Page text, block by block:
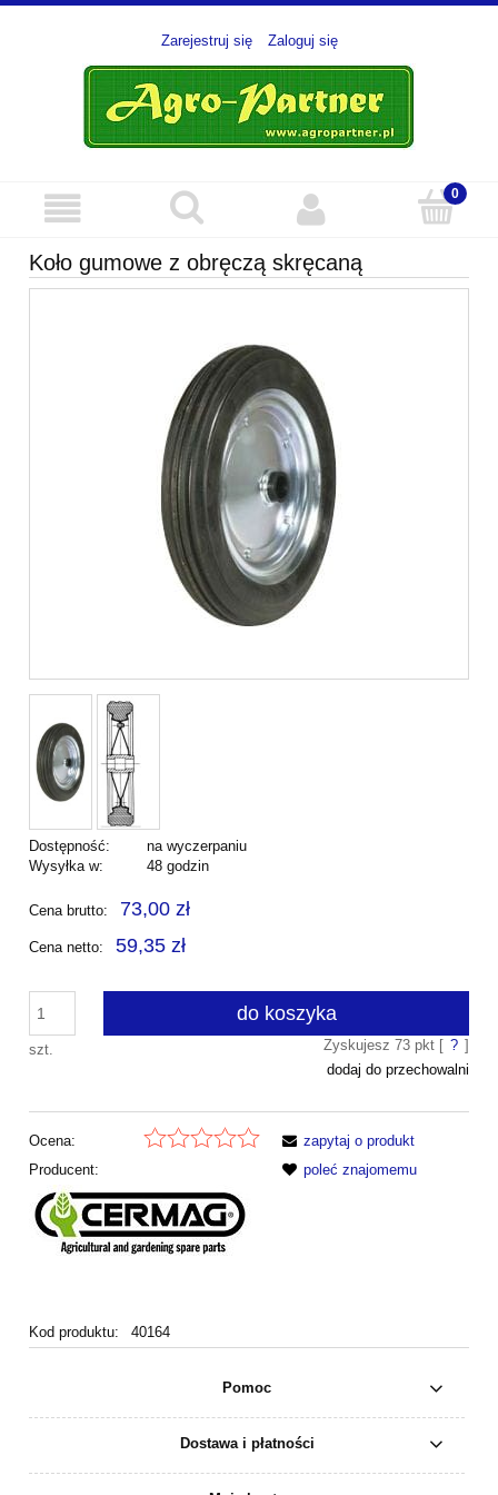
Zarejestruj się Zaloguj się
Koło gumowe z obręczą skręcaną
Dostępność:
na wyczerpaniu
Wysyłka w:
48 godzin
Cena brutto: 73,00 zł
Cena netto: 59,35 zł
szt.
do koszyka
Zyskujesz 73pkt [ ? ]
dodaj do przechowalni
Ocena:
Producent:
Kod produktu: 40164
zapytaj o produkt
poleć znajomemu
Pomoc
Dostawa i płatności